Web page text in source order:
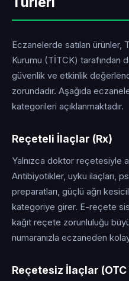
Eczanelerde satılan ürünler,
Kurumu (TİTCK) tarafından
güvenlik ve etkinlik
zorundadır. Aşağıda
kategorileri açıklanmaktadır.
Reçeteli İlaçlar (Rx)
Yalnızca doktor reçetesiyle
Antibiyotikler, uyku ilaçları,
preparatları, güçlü ağrı
kategoriye girer. E-reçete
kağıt reçete zorunluluğu
numaranızla eczaneden
Reçetesiz İlaçlar